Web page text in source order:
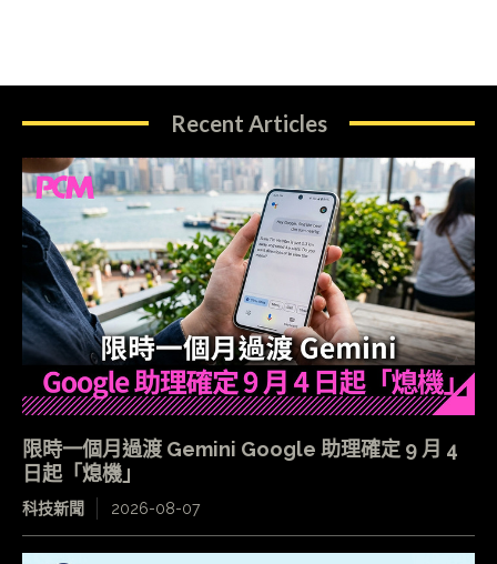
Recent Articles
限時一個月過渡 Gemini Google 助理確定 9 月 4
日起「熄機」
科技新聞 2026-08-07